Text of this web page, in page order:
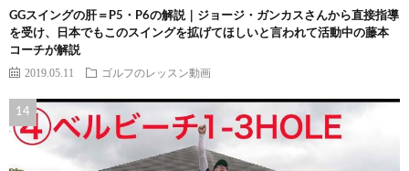
GGスイングの肝＝P5・P6の解説｜ジョージ・ガンカスさんから直接指導
を受け、日本でもこのスイングを拡げてほしいと言われて活動中の藤本
コーチが解説
2019.05.11 ゴルフのレッスン動画